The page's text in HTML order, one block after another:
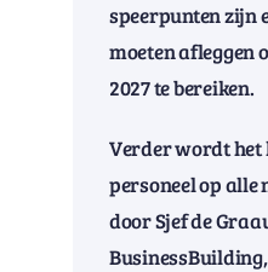
speerpunten zijn
moeten afleggen
2027 te bereiken.
Verder wordt het
personeel op
door Sjef de